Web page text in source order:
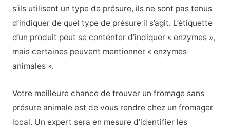
s’ils utilisent un type de présure, ils ne sont pas tenus
d’indiquer de quel type de présure il s’agit. L’étiquette
d’un produit peut se contenter d’indiquer « enzymes »,
mais certaines peuvent mentionner « enzymes
animales ».
Votre meilleure chance de trouver un fromage sans
présure animale est de vous rendre chez un fromager
local. Un expert sera en mesure d’identifier les